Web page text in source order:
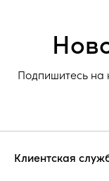
Подпишитесь на
Клиентская